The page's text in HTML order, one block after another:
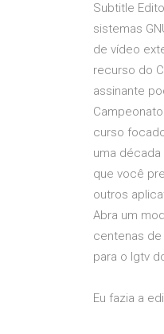
Subtitle
sistemas
de vídeo
recurso do
assinante
curso
uma
que você
outros
Abra um
centenas
para o Igtv
Eu fazia a